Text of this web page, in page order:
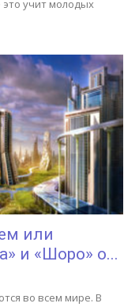
учит молодых
или
и «Шоро» о...
во всем мире. В